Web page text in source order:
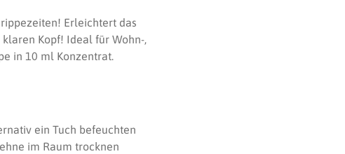
Erleichtert das
Kopf! Ideal für Wohn-,
in 10 ml Konzentrat.
ein Tuch befeuchten
im Raum trocknen